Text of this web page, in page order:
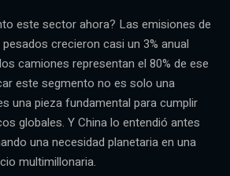
este sector ahora? Las emisiones de
crecieron casi un 3% anual
camiones representan el 80% de ese
este segmento no es solo una
una pieza fundamental para cumplir
globales. Y China lo entendió antes
una necesidad planetaria en una
multimillonaria.